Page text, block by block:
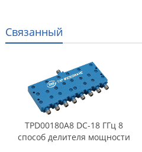
Связанный
TPD00180A8 DC-18 ГГц 8
способ делителя мощности